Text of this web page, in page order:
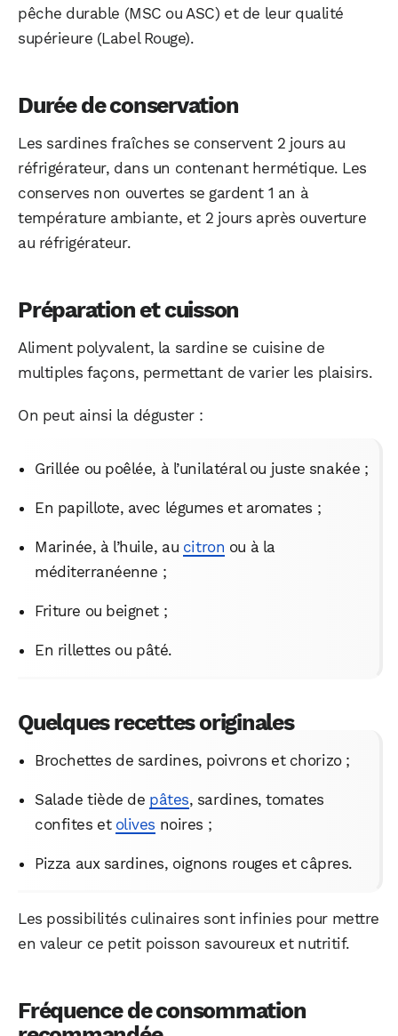
pêche durable (MSC ou ASC) et de leur qualité
supérieure (Label Rouge).
Durée de conservation
Les sardines fraîches se conservent 2 jours au
réfrigérateur, dans un contenant hermétique. Les
conserves non ouvertes se gardent 1 an à
température ambiante, et 2 jours après ouverture
au réfrigérateur.
Préparation et cuisson
Aliment polyvalent, la sardine se cuisine de
multiples façons, permettant de varier les plaisirs.
On peut ainsi la déguster :
Grillée ou poêlée, à l’unilatéral ou juste snakée ;
En papillote, avec légumes et aromates ;
Marinée, à l’huile, au citron ou à la
méditerranéenne ;
Friture ou beignet ;
En rillettes ou pâté.
Quelques recettes originales
Brochettes de sardines, poivrons et chorizo ;
Salade tiède de pâtes, sardines, tomates
confites et olives noires ;
Pizza aux sardines, oignons rouges et câpres.
Les possibilités culinaires sont infinies pour mettre
en valeur ce petit poisson savoureux et nutritif.
Fréquence de consommation